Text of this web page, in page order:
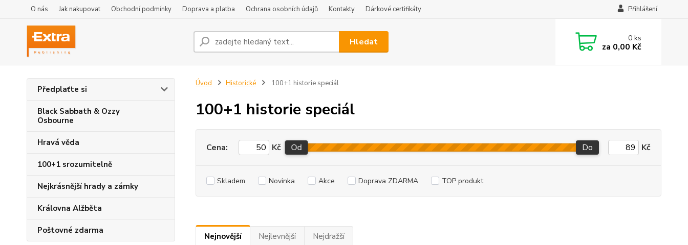
O nás Jak nakupovat Obchodní podmínky Doprava a platba Ochrana osobních údajů Kontakty Dárkové certifikáty Přihlášení
Hledat 0ks
za 0,00 Kč
Předplaťte si
Black Sabbath & Ozzy
Osbourne
Hravá věda
100+1 srozumitelně
Nejkrásnější hrady a zámky
Královna Alžběta
Poštovné zdarma
Úvod Historické 100+1 historie speciál
100+1 historie speciál
Cena: Kč Od Do Kč
Skladem Novinka Akce Doprava ZDARMA TOP produkt
Nejnovější Nejlevnější Nejdražší